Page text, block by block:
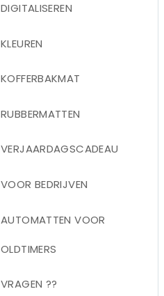
DIGITALISEREN
KLEUREN
KOFFERBAKMAT
RUBBERMATTEN
VERJAARDAGSCADEAU
VOOR BEDRIJVEN
AUTOMATTEN VOOR
OLDTIMERS
VRAGEN ??